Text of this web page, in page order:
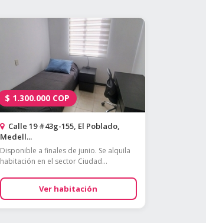
$ 1.300.000 COP
Calle 19 #43g-155, El Poblado,
Medell...
Disponible a finales de junio. Se alquila
habitación en el sector Ciudad...
Ver habitación